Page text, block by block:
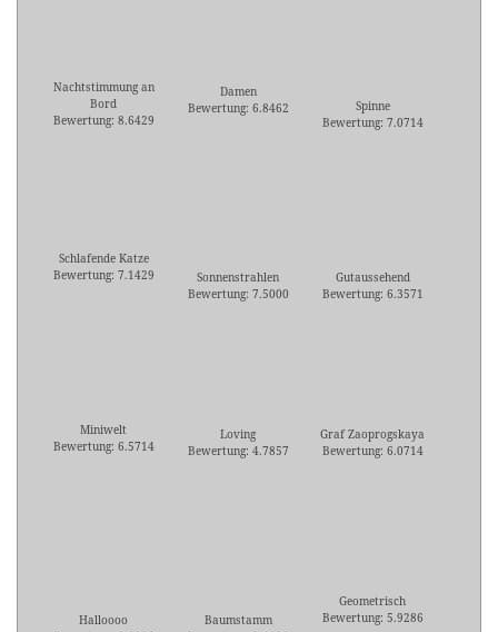
Nachtstimmung an
Bord
Bewertung: 8.6429
Damen
Bewertung: 6.8462
Spinne
Bewertung: 7.0714
Schlafende Katze
Bewertung: 7.1429
Sonnenstrahlen
Bewertung: 7.5000
Gutaussehend
Bewertung: 6.3571
Miniwelt
Bewertung: 6.5714
Loving
Bewertung: 4.7857
Graf Zaoprogskaya
Bewertung: 6.0714
Halloooo
Baumstamm
Geometrisch
Bewertung: 5.9286